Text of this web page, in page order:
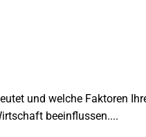
und welche Faktoren
beeinflussen....